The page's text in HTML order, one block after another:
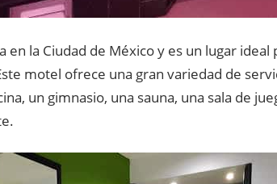
en la Ciudad de Méxicoyesun lugarideal
ste motel ofrece una gran variedad de
ina, un gimnasio, una sauna, una sala de jue
e.